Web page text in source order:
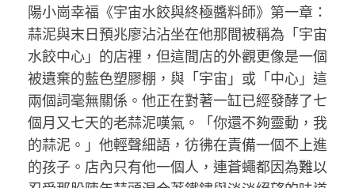
陽小崗幸福《宇宙水餃與終極醬料師》第一章：
蒜泥與末日預兆廖沾沾坐在他那間被稱為「宇宙
水餃中心」的店裡，但這間店的外觀更像是一個
被遺棄的藍色塑膠棚，與「宇宙」或「中心」這
兩個詞毫無關係。他正在對著一缸已經發酵了七
個月又七天的老蒜泥嘆氣。「你還不夠靈動，我
的蒜泥。」他輕聲細語，彷彿在責備一個不上進
的孩子。店內只有他一個人，連蒼蠅都因為難以